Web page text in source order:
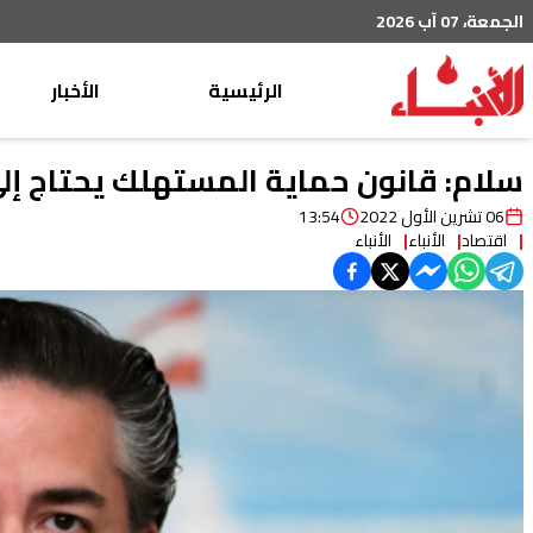
الجمعة، 07 آب 2026
الرئيسية
الأخبار
محليات
عربي دولي
خاص
رياضة
من لبنان
ثقافة ومجتمع
منوعات
سلام: قانون حماية المستهلك يحتاج
06 تشرين الأول 2022 13:54
اقتصاد الأنباء الأنباء